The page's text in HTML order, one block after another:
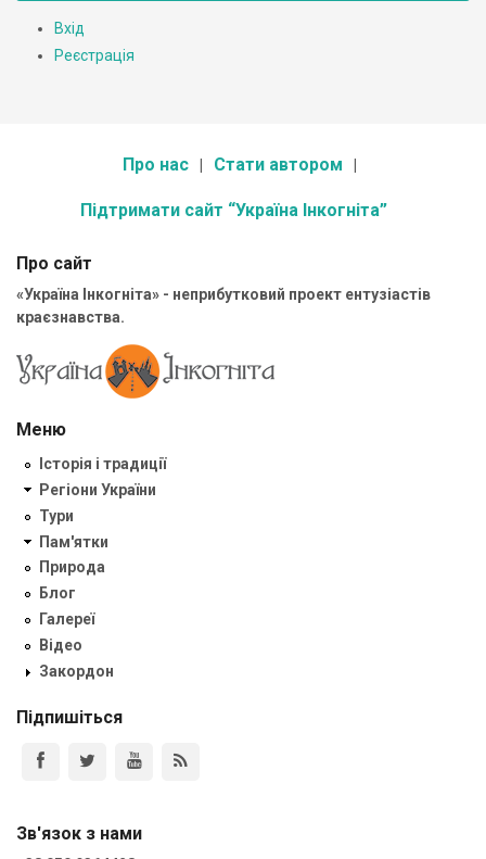
Вхід
Реєстрація
Про нас Стати автором
Підтримати сайт “Україна Інкогніта”
Про сайт
«Україна Інкогніта» - неприбутковий проект ентузіастів
краєзнавства.
Меню
Історія і традиції
Регіони України
Тури
Пам'ятки
Природа
Блог
Галереї
Відео
Закордон
Підпишіться
Зв'язок з нами